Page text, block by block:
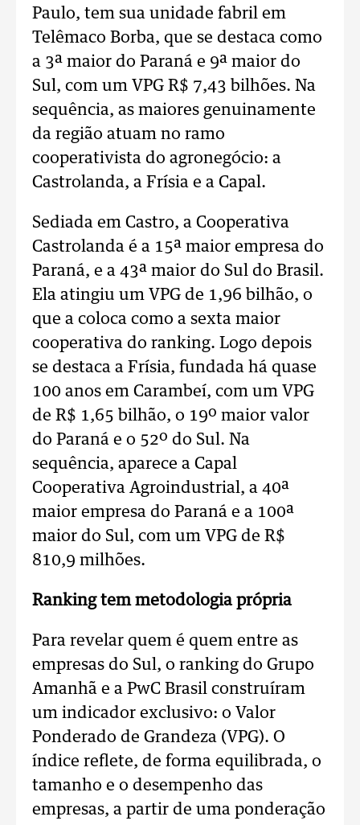
Paulo, tem sua unidade fabril em
Telêmaco Borba, que se destaca como
a 3ª maior do Paraná e 9ª maior do
Sul, com um VPG R$ 7,43 bilhões. Na
sequência, as maiores genuinamente
da região atuam no ramo
cooperativista do agronegócio: a
Castrolanda, a Frísia e a Capal.
Sediada em Castro, a Cooperativa
Castrolanda é a 15ª maior empresa do
Paraná, e a 43ª maior do Sul do Brasil.
Ela atingiu um VPG de 1,96 bilhão, o
que a coloca como a sexta maior
cooperativa do ranking. Logo depois
se destaca a Frísia, fundada há quase
100 anos em Carambeí, com um VPG
de R$ 1,65 bilhão, o 19º maior valor
do Paraná e o 52º do Sul. Na
sequência, aparece a Capal
Cooperativa Agroindustrial, a 40ª
maior empresa do Paraná e a 100ª
maior do Sul, com um VPG de R$
810,9 milhões.
Ranking tem metodologia própria
Para revelar quem é quem entre as
empresas do Sul, o ranking do Grupo
Amanhã e a PwC Brasil construíram
um indicador exclusivo: o Valor
Ponderado de Grandeza (VPG). O
índice reflete, de forma equilibrada, o
tamanho e o desempenho das
empresas, a partir de uma ponderação